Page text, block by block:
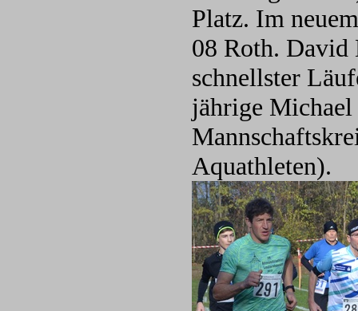
Platz. Im
08 Roth. David
schnellster
jährige
Aquathleten).